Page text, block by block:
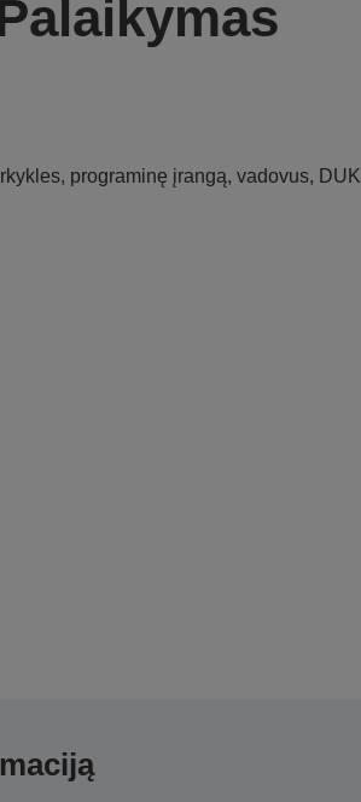
programinę įrangą, vadovus, DUK